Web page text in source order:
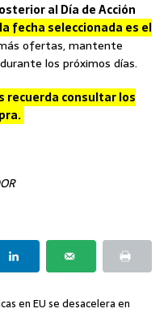
al Día de Acción
fecha seleccionada es el
ofertas, mantente
los próximos días.
recuerda consultar los
en EU se desacelera en